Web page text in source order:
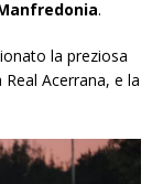
.
la preziosa
Acerrana, e la